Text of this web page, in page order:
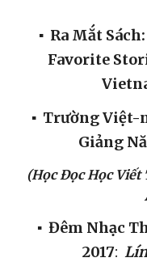
Favorite
▪  Trường
Giảng
(Học Đọc Học
2017: